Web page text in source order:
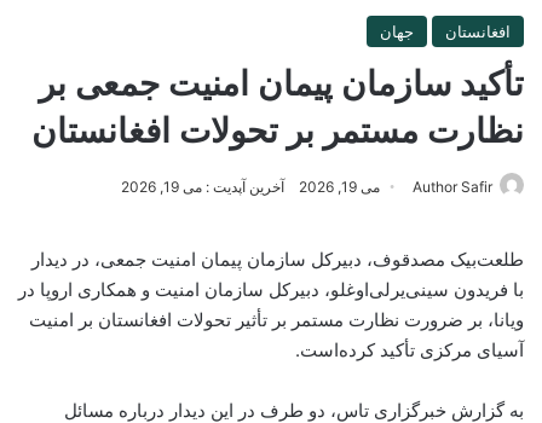
افغانستان جهان
تأکید سازمان پیمان امنیت جمعی بر
نظارت مستمر بر تحولات افغانستان
Author Safir می 19, 2026 آخرین آپدیت : می 19, 2026
طلعت‌بیک مصدقوف، دبیرکل سازمان پیمان امنیت جمعی، در دیدار
با فریدون سینی‌یرلی‌اوغلو، دبیرکل سازمان امنیت و همکاری اروپا در
ویانا، بر ضرورت نظارت مستمر بر تأثیر تحولات افغانستان بر امنیت
آسیای مرکزی تأکید کرده‌است.
به گزارش خبرگزاری تاس، دو طرف در این دیدار درباره مسائل